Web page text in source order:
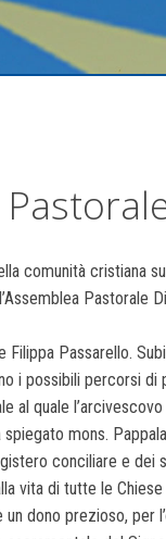
comunità cristiana
Filippa Passarello.
i possibili percorsi
al quale
mons.
conciliare e
vita di tutte le
dono prezioso, per